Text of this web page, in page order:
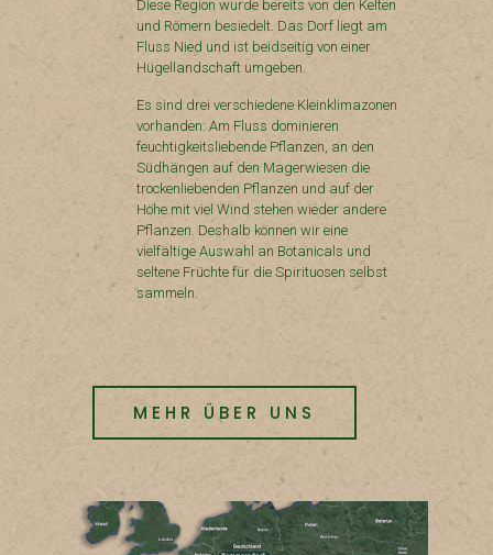
Diese Region wurde bereits von den Kelten
und Römern besiedelt. Das Dorf liegt am
Fluss Nied und ist beidseitig von einer
Hügellandschaft umgeben.
Es sind drei verschiedene Kleinklimazonen
vorhanden: Am Fluss dominieren
feuchtigkeitsliebende Pflanzen, an den
Südhängen auf den Magerwiesen die
trockenliebenden Pflanzen und auf der
Höhe mit viel Wind stehen wieder andere
Pflanzen. Deshalb können wir eine
vielfältige Auswahl an Botanicals und
seltene Früchte für die Spirituosen selbst
sammeln.
MEHR ÜBER UNS